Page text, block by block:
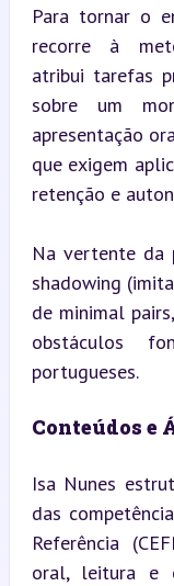
Para tornar o
recorre à
atribui tarefas
sobre um
apresentação
que exigem
retenção e
Na vertente da
shadowing
de minimal
obstáculos
portugueses.
Conteúdos e
Isa Nunes
das
Referência
oral, leitura e